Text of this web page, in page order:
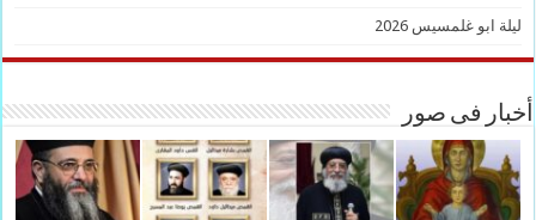
ليلة ابو غلمسيس 2026
أخبار فى صور